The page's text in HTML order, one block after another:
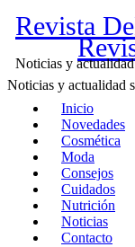
Noticias y actualidad
Revista
Noticias y
Inicio
Novedades
Cosmética
Moda
Consejos
Cuidados
Nutrición
Noticias
Contacto